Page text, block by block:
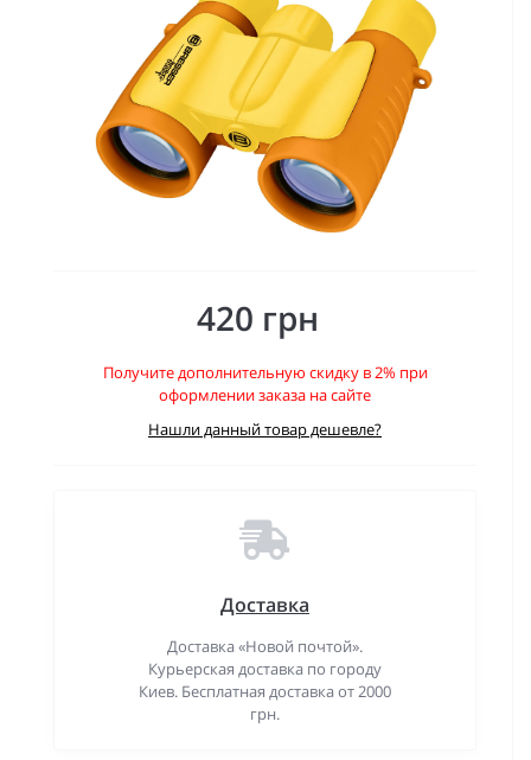
420 грн
Получите дополнительную скидку в 2% при
оформлении заказа на сайте
Нашли данный товар дешевле?
Доставка
Доставка «Новой почтой».
Курьерская доставка по городу
Киев. Бесплатная доставка от 2000
грн.